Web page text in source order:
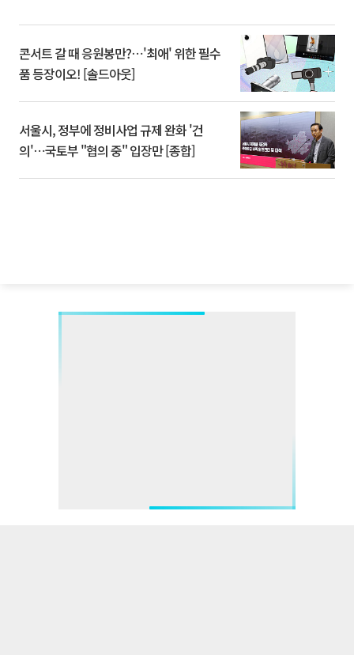
콘서트 갈 때 응원봉만?⋯'최애' 위한 필수
품 등장이오! [솔드아웃]
서울시, 정부에 정비사업 규제 완화 '건
의'⋯국토부 "협의 중" 입장만 [종합]